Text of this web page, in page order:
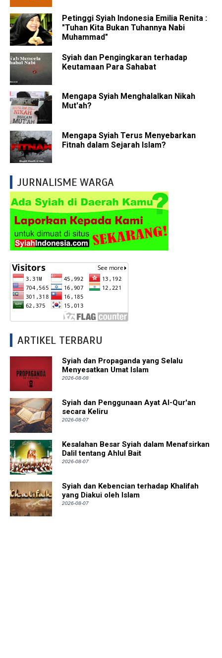
Petinggi Syiah Indonesia Emilia Renita :
"Tuhan Kita Bukan Tuhannya Nabi
Muhammad"
Syiah dan Pengingkaran terhadap
Keutamaan Para Sahabat
Mengapa Syiah Menghalalkan Nikah
Mut'ah?
Mengapa Syiah Terus Menyebarkan
Fitnah dalam Sejarah Islam?
JURNALISME WARGA
ARTIKEL TERBARU
Syiah dan Propaganda yang Selalu
Menyesatkan Umat Islam
2026-08-08
Syiah dan Penggunaan Ayat Al-Qur'an
secara Keliru
2026-08-07
Kesalahan Besar Syiah dalam Menafsirkan
Dalil tentang Ahlul Bait
2026-08-07
Syiah dan Kebencian terhadap Khalifah
yang Diakui oleh Islam
2026-08-07